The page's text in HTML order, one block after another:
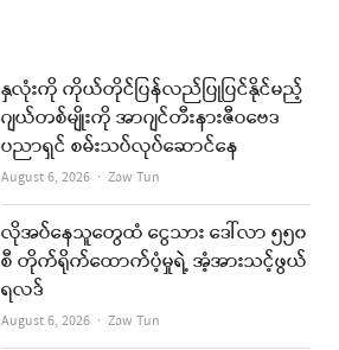
t
u
b
e
i
l
နှလုံးကို ကိုယ်တိုင်ပြန်လည်ပြုပြင်နိုင်မည့်
ဂျယ်တစ်မျိုးကို အာဂျင်တီးနားဇီဝဗေဒ
ပညာရှင် စမ်းသပ်လုပ်ဆောင်နေ
August 6, 2026 Author
Zaw Tun
လိုအပ်နေသူတွေထံ ငွေသား ဒေါ်လာ ၅၅၀
စီ တိုက်ရိုက်ထောက်ပံ့မှုရဲ့ အံ့အားသင့်ဖွယ်
ရလဒ်
August 6, 2026 Author
Zaw Tun